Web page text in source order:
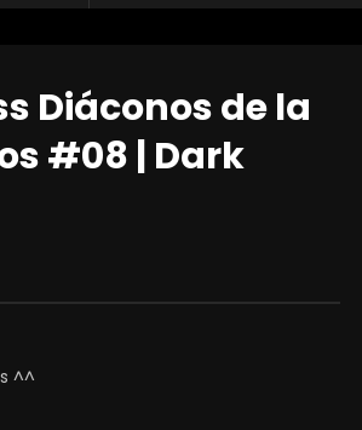
Diáconos de la
#08 | Dark
^^